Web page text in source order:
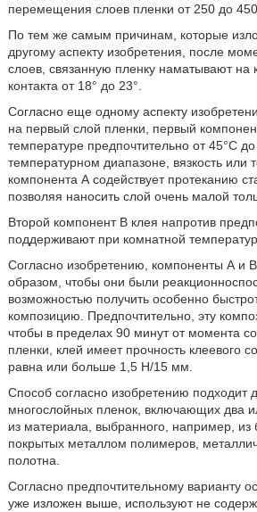
перемещения слоев пленки от 250 до
По тем же самым причинам, которые
другому аспекту изобретения, после
слоев, связанную пленку наматывают на
контакта от 18° до 23°.
Согласно еще одному аспекту
на первый слой пленки, первый
температуре предпочтительно от 45°С
температурном диапазоне, вязкость или
компонента А содействует протеканию
позволяя наносить слой очень малой
Второй компонент В клея напротив
поддерживают при комнатной
Согласно изобретению, компоненты А и
образом, чтобы они были
возможностью получить особенно
композицию. Предпочтительно, эту
чтобы в пределах 90 минут от момента
пленки, клей имеет прочность клеевого
равна или больше 1,5 Н/15 мм.
Способ согласно изобретению подходит
многослойных пленок, включающих два
из материала, выбранного, например, из
покрытых металлом полимеров,
полотна.
Согласно предпочтительному варианту
уже изложен выше, используют не